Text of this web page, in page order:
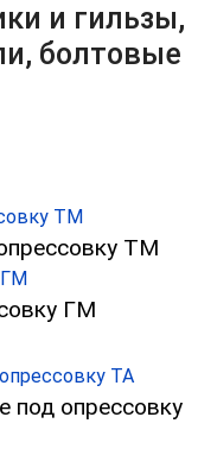
и гильзы,
болтовые
ТМ
ГМ
под опрессовку